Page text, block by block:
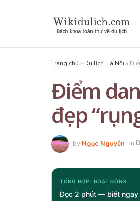
Trang chủ » Du lịch Hà Nội »
Điểm
đẹp
by Ngọc Nguyễn in
TỔNG HỢP · HOẠT ĐỘNG
Đọc 2 phút — biết ngay